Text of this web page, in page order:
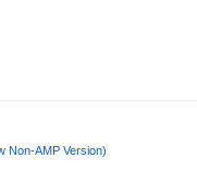
Non-AMP Version)